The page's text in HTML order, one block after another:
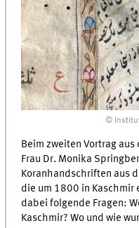
©
Beim zweiten Vortrag
Frau Dr. Monika
Koranhandschriften aus
die um 1800 in
dabei folgende Fragen:
Kaschmir? Wo und wie